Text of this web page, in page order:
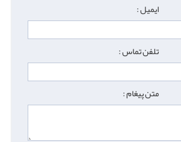
ایمیل :
تلفن تماس :
متن پیغام :